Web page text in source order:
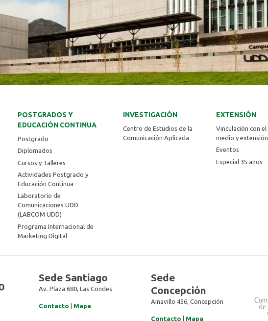
POSTGRADOS Y
EDUCACIÓN CONTINUA
Postgrado
Diplomados
Cursos y Talleres
Actividades Postgrado y
Educación Continua
Laboratorio de
Comunicaciones UDD
(LABCOM UDD)
Programa Internacional de
Marketing Digital
INVESTIGACIÓN
Centro de Estudios de la
Comunicación Aplicada
EXTENSIÓN
Vinculación con el
medio y extensión
Eventos
Especial 35 años
Sede Santiago
Av. Plaza 680, Las Condes
Contacto | Mapa
Sede
Concepción
Ainavillo 456, Concepción
Contacto | Mapa